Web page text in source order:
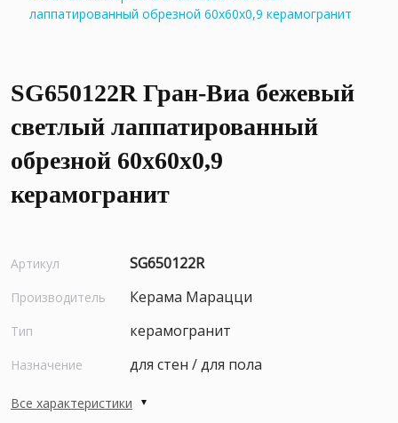
SG650122R Гран-Виа бежевый
светлый лаппатированный
обрезной 60x60x0,9
керамогранит
Артикул SG650122R
Производитель Керама Марацци
Тип керамогранит
Назначение для стен / для пола
Все характеристики